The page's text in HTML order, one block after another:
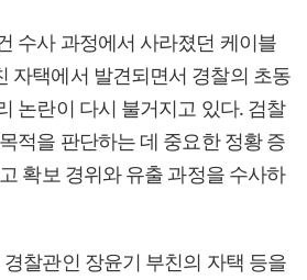
수사 과정에서 사라졌던 케이블
자택에서 발견되면서 경찰의 초동
논란이 다시 불거지고 있다. 검찰
적을 판단하는 데 중요한 정황 증
확보 경위와 유출 과정을 수사하
찰관인 장윤기 부친의 자택 등을